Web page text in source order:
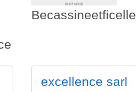
Becassineetficelle
excellence sarl